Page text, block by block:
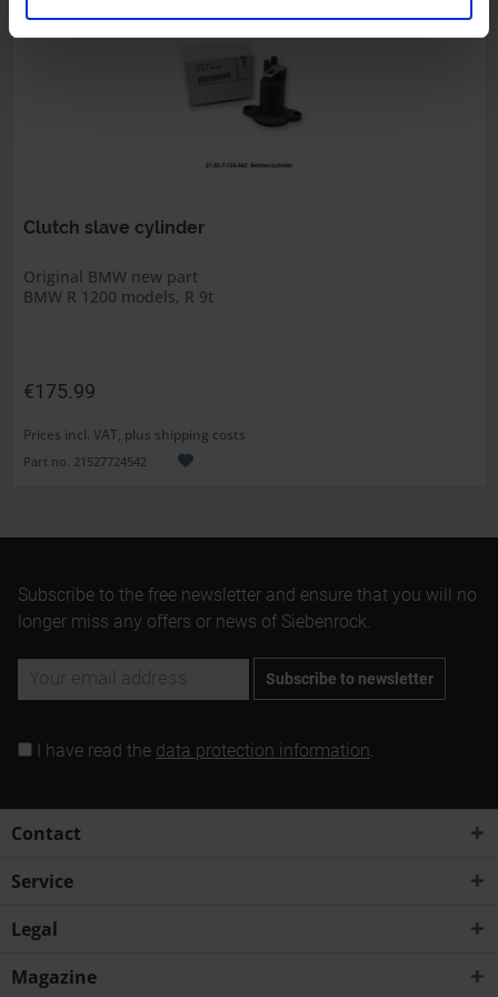
Clutch slave cylinder
Original BMW new part
BMW R 1200 models, R 9t
€175.99
Prices incl. VAT, plus shipping costs
Part no. 21527724542
Subscribe to the free newsletter and ensure that you will no
longer miss any offers or news of Siebenrock.
Subscribe to newsletter
I have read the data protection information.
Contact
Service
Legal
Magazine